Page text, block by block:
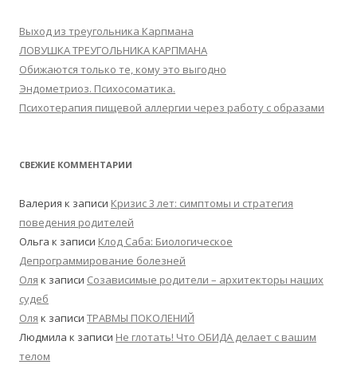
Выход из треугольника Карпмана
ЛОВУШКА ТРЕУГОЛЬНИКА КАРПМАНА
Обижаются только те, кому это выгодно
Эндометриоз. Психосоматика.
Психотерапия пищевой аллергии через работу с образами
СВЕЖИЕ КОММЕНТАРИИ
Валерия к записи Кризис 3 лет: симптомы и стратегия
поведения родителей
Ольга к записи Клод Саба: Биологическое
Депрограммирование болезней
Оля к записи Созависимые родители – архитекторы наших
судеб
Оля к записи ТРАВМЫ ПОКОЛЕНИЙ
Людмила к записи Не глотать! Что ОБИДА делает с вашим
телом